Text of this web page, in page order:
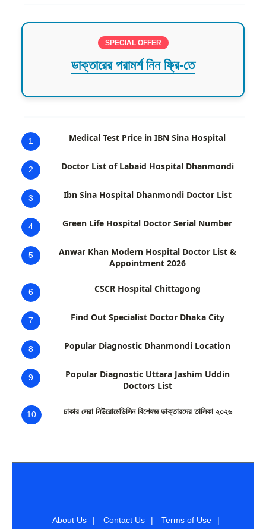
SPECIAL OFFER
ডাক্তারের পরামর্শ নিন ফ্রি-তে
1 Medical Test Price in IBN Sina Hospital
2 Doctor List of Labaid Hospital Dhanmondi
3 Ibn Sina Hospital Dhanmondi Doctor List
4 Green Life Hospital Doctor Serial Number
5
Anwar Khan Modern Hospital Doctor List &
Appointment 2026
6 CSCR Hospital Chittagong
7 Find Out Specialist Doctor Dhaka City
8 Popular Diagnostic Dhanmondi Location
9
Popular Diagnostic Uttara Jashim Uddin
Doctors List
10 ঢাকার সেরা নিউরোমেডিসিন বিশেষজ্ঞ ডাক্তারদের তালিকা ২০২৬
About Us | Contact Us | Terms of Use
|